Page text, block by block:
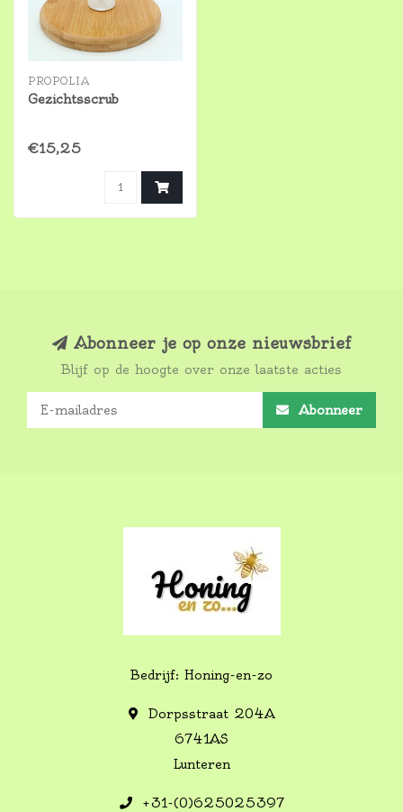
PROPOLIA
Gezichtsscrub
€15,25
Abonneer je op onze nieuwsbrief
Blijf op de hoogte over onze laatste acties
Abonneer
Bedrijf: Honing-en-zo
Dorpsstraat 204A
6741AS
Lunteren
+31-(0)625025397